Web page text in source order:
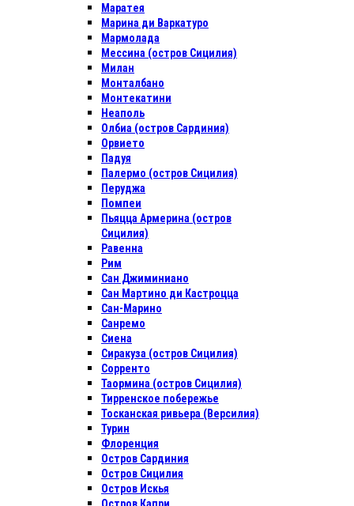
Маратея
Марина ди Варкатуро
Мармолада
Мессина (остров Сицилия)
Милан
Монталбано
Монтекатини
Неаполь
Олбиа (остров Сардиния)
Орвието
Падуя
Палермо (остров Сицилия)
Перуджа
Помпеи
Пьяцца Армерина (остров
Сицилия)
Равенна
Рим
Сан Джиминиано
Сан Мартино ди Кастроцца
Сан-Марино
Санремо
Сиена
Сиракуза (остров Сицилия)
Сорренто
Таормина (остров Сицилия)
Тирренское побережье
Тосканская ривьера (Версилия)
Турин
Флоренция
Остров Сардиния
Остров Сицилия
Остров Искья